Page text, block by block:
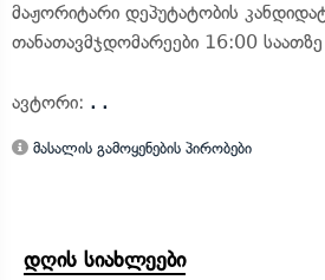
მაჟორიტარი დეპუტატობის
თანათავმჯდომარეები 16:00
ავტორი: . .
მასალის გამოყენების პირობები
დღის სიახლეები